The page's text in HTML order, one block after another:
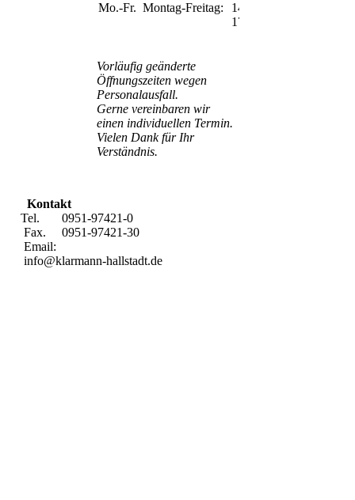
Mo.-Fr. Montag-Freitag:
14:00-
17:00
Vorläufig geänderte
Öffnungszeiten wegen
Personalausfall.
Gerne vereinbaren wir
einen individuellen Termin.
Vielen Dank für Ihr
Verständnis.
Kontakt
Tel. 0951-97421-0
Fax. 0951-97421-30
Email:
info@klarmann-hallstadt.de